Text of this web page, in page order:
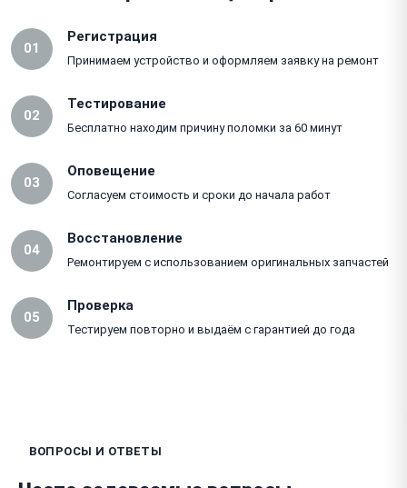
01
Регистрация
Принимаем устройство и оформляем заявку на ремонт
02
Тестирование
Бесплатно находим причину поломки за 60 минут
03
Оповещение
Согласуем стоимость и сроки до начала работ
04
Восстановление
Ремонтируем с использованием оригинальных запчастей
05
Проверка
Тестируем повторно и выдаём с гарантией до года
ВОПРОСЫ И ОТВЕТЫ